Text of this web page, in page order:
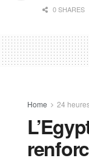
0 SHARES
Home 24